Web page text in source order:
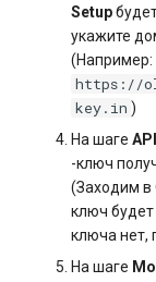
Setup
укажите
(Например:
https://
key.in )
На шаге
-ключ
(Заходим в
ключ
ключа нет,
На шаге